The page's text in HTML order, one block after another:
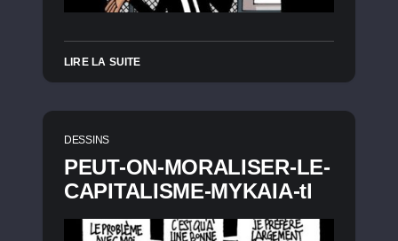
LIRE LA SUITE
DESSINS
PEUT-ON-MORALISER-LE-
CAPITALISME-MYKAIA-tl